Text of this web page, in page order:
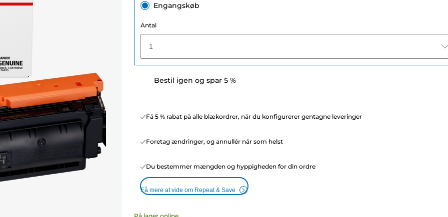
Engangskøb
Antal
1
Bestil igen og spar 5 %
Få 5 % rabat på alle blækordrer, når du konfigurerer gentagne leveringer
Foretag ændringer, og annullér når som helst
Du bestemmer mængden og hyppigheden for din ordre
Få mere at vide om Repeat & Save